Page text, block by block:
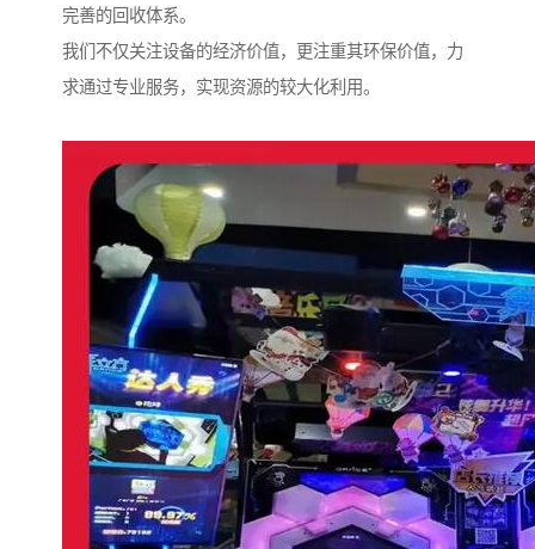
完善的回收体系。
我们不仅关注设备的经济价值，更注重其环保价值，力
求通过专业服务，实现资源的较大化利用。